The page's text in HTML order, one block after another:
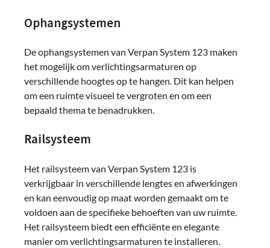
Ophangsystemen
De ophangsystemen van Verpan System 123 maken
het mogelijk om verlichtingsarmaturen op
verschillende hoogtes op te hangen. Dit kan helpen
om een ruimte visueel te vergroten en om een
bepaald thema te benadrukken.
Railsysteem
Het railsysteem van Verpan System 123 is
verkrijgbaar in verschillende lengtes en afwerkingen
en kan eenvoudig op maat worden gemaakt om te
voldoen aan de specifieke behoeften van uw ruimte.
Het railsysteem biedt een efficiënte en elegante
manier om verlichtingsarmaturen te installeren.